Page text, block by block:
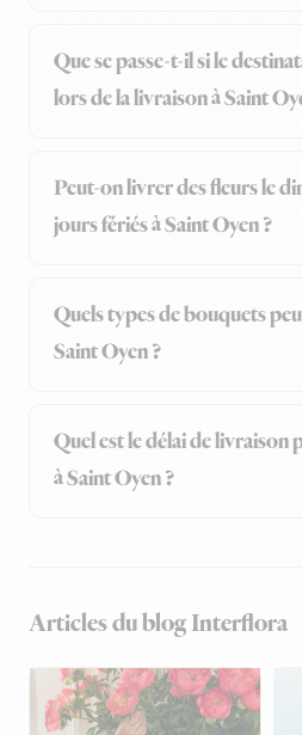
Que se passe-t-il si le
lors de la livraison à Saint
Peut-on livrer des fleurs le
jours fériés à Saint Oyen ?
Quels types de bouquets
Saint Oyen ?
Quel est le délai de livraison
à Saint Oyen ?
Articles du blog Interflora